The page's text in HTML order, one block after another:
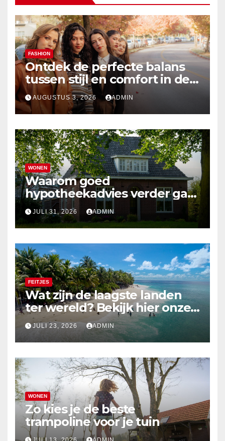
FASHION
Ontdek de perfecte balans
tussen stijl en comfort in de
nieuwste damesmode
AUGUSTUS 3, 2026 ADMIN
WONEN
Waarom goed
hypotheekadvies verder gaat
dan alleen cijfers
JULI 31, 2026 ADMIN
FEITJES
Wat zijn de laagste landen
ter wereld? Bekijk hier onze
top 10
JULI 23, 2026 ADMIN
WONEN
Zo kies je de beste
trampoline voor je tuin